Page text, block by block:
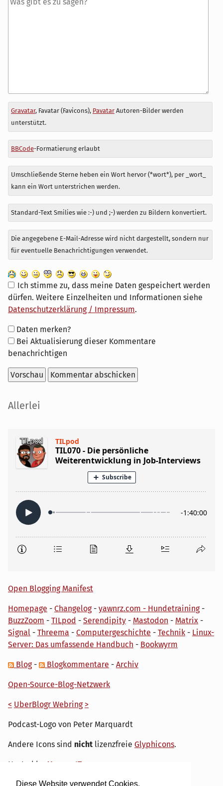
Diese Website verwendet Cookies.
Antwort
zu
Gravatar, Favatar (Favicons), PavatarAutoren-Bilder werden
unterstützt.
BBCode-Formatierung erlaubt
Umschließende Sterne heben ein Wort hervor (*wort*), per _wort_
kann ein Wort unterstrichen werden.
Standard-Text Smilies wie :-) und ;-) werden zu Bildern konvertiert.
Die angegebene E-Mail-Adresse wird nicht dargestellt, sondern nur
für eventuelle Benachrichtigungen verwendet.
Ich stimme zu, dass meine Daten gespeichert werden
dürfen. Weitere Einzelheiten und Informationen siehe
Datenschutzerklärung / Impressum.
Formular-
Optionen
Daten merken?
Bei Aktualisierung dieser Kommentare
benachrichtigen
Seitenleiste
Allerlei
Open Blogging Manifest
Homepage - Changelog- yawnrz.com - Hundetraining-
BuzzZoom - TILpod - Serendipity - Mastodon - Matrix -
Signal - Threema - Computergeschichte - Technik - Linux-
Server: Das umfassende Handbuch - Bookwyrm
Blog- Blogkommentare - Archiv
Open-Source-Blog-Netzwerk
< UberBlogr Webring >
Podcast-Logo von Peter Marquardt
Andere Icons sind nicht lizenzfreie Glyphicons.
Hosted by My own IT.